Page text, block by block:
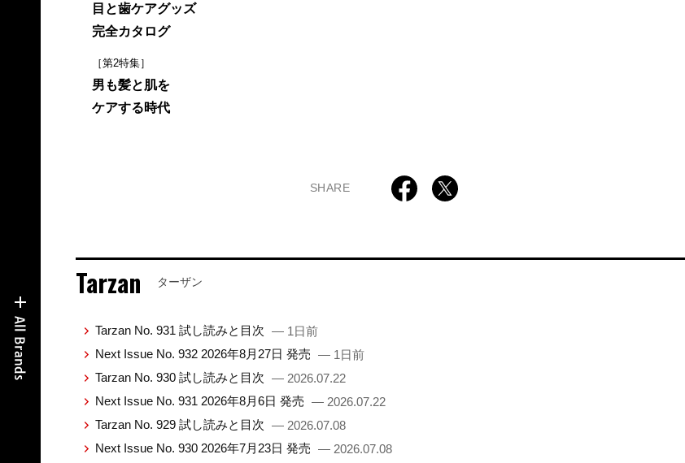
目と歯ケアグッズ
完全カタログ
［第2特集］
男も髪と肌を
ケアする時代
SHARE
Tarzan ターザン
Tarzan No. 931 試し読みと目次 — 1日前
Next Issue No. 932 2026年8月27日 発売 — 1日前
Tarzan No. 930 試し読みと目次 — 2026.07.22
Next Issue No. 931 2026年8月6日 発売 — 2026.07.22
Tarzan No. 929 試し読みと目次 — 2026.07.08
Next Issue No. 930 2026年7月23日 発売 — 2026.07.08